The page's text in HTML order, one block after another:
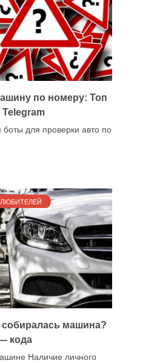
по номеру: Топ
Telegram
для проверки авто по
собиралась машина?
кода
Наличие личного